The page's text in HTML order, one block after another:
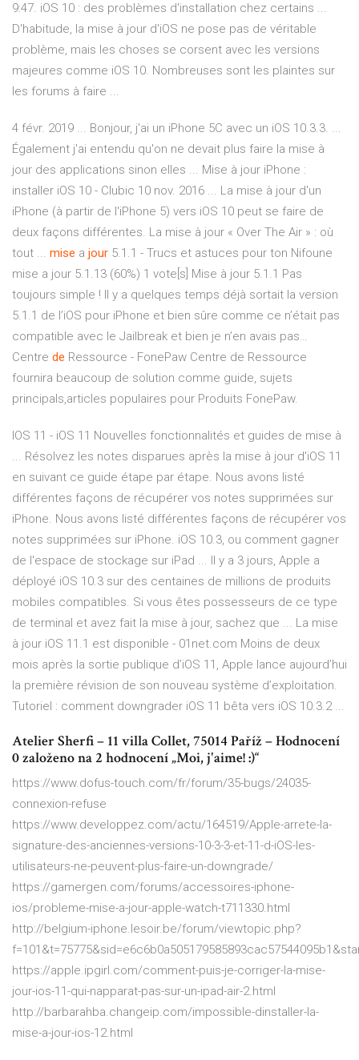
9:47. iOS 10 : des problèmes d'installation chez certains ...
D'habitude, la mise à jour d'iOS ne pose pas de véritable
problème, mais les choses se corsent avec les versions
majeures comme iOS 10. Nombreuses sont les plaintes sur
les forums à faire ...
4 févr. 2019 ... Bonjour, j'ai un iPhone 5C avec un iOS 10.3.3. ...
Également j'ai entendu qu'on ne devait plus faire la mise à
jour des applications sinon elles ... Mise à jour iPhone :
installer iOS 10 - Clubic 10 nov. 2016 ... La mise à jour d'un
iPhone (à partir de l'iPhone 5) vers iOS 10 peut se faire de
deux façons différentes. La mise à jour « Over The Air » : où
tout ... mise a jour 5.1.1 - Trucs et astuces pour ton Nifoune
mise a jour 5.1.13 (60%) 1 vote[s] Mise à jour 5.1.1 Pas
toujours simple ! Il y a quelques temps déjà sortait la version
5.1.1 de l’iOS pour iPhone et bien sûre comme ce n’était pas
compatible avec le Jailbreak et bien je n’en avais pas…
Centre de Ressource - FonePaw Centre de Ressource
fournira beaucoup de solution comme guide, sujets
principals,articles populaires pour Produits FonePaw.
IOS 11 - iOS 11 Nouvelles fonctionnalités et guides de mise à
... Résolvez les notes disparues après la mise à jour d'iOS 11
en suivant ce guide étape par étape. Nous avons listé
différentes façons de récupérer vos notes supprimées sur
iPhone. Nous avons listé différentes façons de récupérer vos
notes supprimées sur iPhone. iOS 10.3, ou comment gagner
de l'espace de stockage sur iPad ... Il y a 3 jours, Apple a
déployé iOS 10.3 sur des centaines de millions de produits
mobiles compatibles. Si vous êtes possesseurs de ce type
de terminal et avez fait la mise à jour, sachez que ... La mise
à jour iOS 11.1 est disponible - 01net.com Moins de deux
mois après la sortie publique d’iOS 11, Apple lance aujourd’hui
la première révision de son nouveau système d’exploitation.
Tutoriel : comment downgrader iOS 11 bêta vers iOS 10.3.2 ...
Atelier Sherfi – 11 villa Collet, 75014 Paříž – Hodnocení
0 založeno na 2 hodnocení „Moi, j'aime! :)“
https://www.dofus-touch.com/fr/forum/35-bugs/24035-
connexion-refuse
https://www.developpez.com/actu/164519/Apple-arrete-la-
signature-des-anciennes-versions-10-3-3-et-11-d-iOS-les-
utilisateurs-ne-peuvent-plus-faire-un-downgrade/
https://gamergen.com/forums/accessoires-iphone-
ios/probleme-mise-a-jour-apple-watch-t711330.html
http://belgium-iphone.lesoir.be/forum/viewtopic.php?
https://apple.ipgirl.com/comment-puis-je-corriger-la-mise-
jour-ios-11-qui-napparat-pas-sur-un-ipad-air-2.html
http://barbarahba.changeip.com/impossible-dinstaller-la-
mise-a-jour-ios-12.html